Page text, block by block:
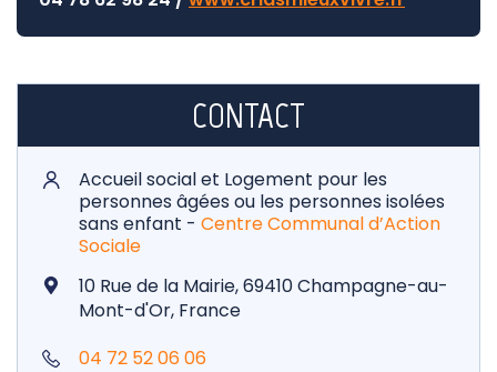
CONTACT
Accueil social et Logement pour les
personnes âgées ou les personnes isolées
sans enfant - Centre Communal d’Action
Sociale
10 Rue de la Mairie, 69410 Champagne-au-
Mont-d'Or, France
04 72 52 06 06